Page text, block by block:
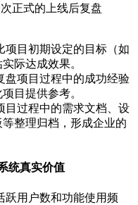
正式的上线后复盘
项目初期设定的目标（如
际达成效果。
盘项目过程中的成功经验
目提供参考。
目过程中的需求文档、设
整理归档，形成企业的
统真实价值
跃用户数和功能使用频